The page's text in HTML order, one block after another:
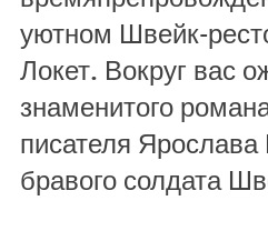
уютном Швейк-
Локет. Вокруг вас
знаменитого
писателя
бравого солдата